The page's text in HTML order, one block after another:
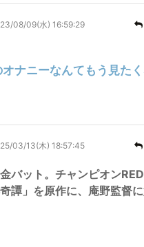
08/09(水) 16:59:29
ナニーなんてもう見た
03/13(木) 18:57:45
バット。チャンピオン
譚」を原作に、庵野監督